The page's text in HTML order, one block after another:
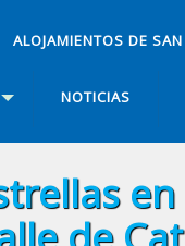
ALOJAMIENTOS DE
NOTICIAS
en